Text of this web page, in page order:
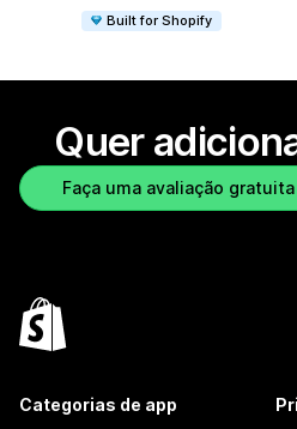
Built for Shopify
Quer
Faça uma avaliação
Categorias de app